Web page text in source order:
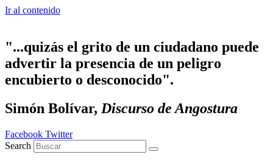
Ir al contenido
"...quizás el grito de un ciudadano puede
advertir la presencia de un peligro
encubierto o desconocido".
Simón Bolívar, Discurso de Angostura
Facebook Twitter
Search